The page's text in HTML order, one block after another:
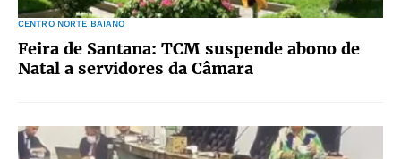
CENTRO NORTE BAIANO
Feira de Santana: TCM suspende abono de
Natal a servidores da Câmara